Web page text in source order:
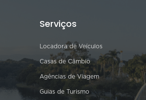
Serviços
Locadora de Veículos
Casas de Câmbio
Agências de Viagem
Guias de Turismo